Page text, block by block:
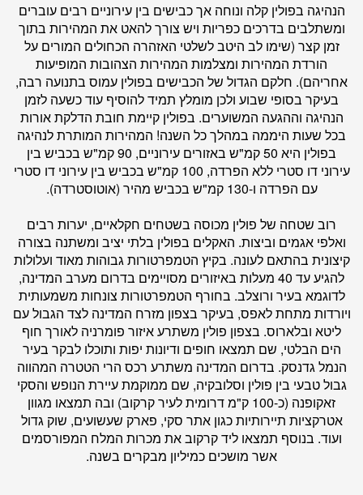
הנהיגה בפולין קלה ונוחה אך כבישים בין עירוניים רבים עוברים
ומשתלבים בדרכים כפריות ויש צורך להאט את המהירות בתוך
זמן קצר (שימו לב היטב לשלטי האזהרה הכחולים המורים על
הורדת המהירות ומצלמות המהירות הצהובות המופיעות
אחריהם). חלקם הגדול של הכבישים בפולין עמוס בתנועה רבה,
בעיקר בסופי שבוע ולכן מומלץ תמיד להוסיף עוד כשעה לזמן
הנהיגה וההגעה המשוערים. בפולין קיימת חובת הדלקת אורות
בכל שעות היממה במהלך כל השנה! המהירות המותרת לנהיגה
בפולין היא 50 קמ"ש באזורים עירוניים, 90 קמ"ש בכביש בין
עירוני דו סטרי ללא הפרדה, 100 קמ"ש בכביש בין עירוני דו סטרי
עם הפרדה ו-130 קמ"ש בכביש מהיר (אוטוסטרדה).
רוב שטחה של פולין מכוסה בשטחים חקלאיים, יערות רבים
ואלפי אגמים וביצות. האקלים בפולין בלתי יציב ומשתנה בצורה
קיצונית בהתאם לעונה. בקיץ הטמפרטורות גבוהות מאוד ועלולות
להגיע עד 40 מעלות באיזורים מסויימים בדרום מערב המדינה,
לדוגמא בעיר ורוצלב. בחורף הטמפרטורות צונחות משמעותית
ויורדות מתחת לאפס, בעיקר בצפון מזרח המדינה לצד הגבול עם
ליטא ובלארוס. בצפון פולין משתרע איזור פומרניה לאורך חוף
הים הבלטי, שם תמצאו חופים ודיונות יפות ותוכלו לבקר בעיר
הנמל גדנסק. בדרום המדינה משתרע רכס הרי הטטרה המהווה
גבול טבעי בין פולין וסלובקיה, שם ממוקמת עיירת הנופש והסקי
זאקופנה (כ-100 ק"מ דרומית לעיר קרקוב) ובה תמצאו מגוון
אטרקציות תיירותיות כגון אתר סקי, פארק שעשועים, שוק גדול
ועוד. בנוסף תמצאו ליד קרקוב את מכרות המלח המפורסמים
אשר מושכים כמיליון מבקרים בשנה.